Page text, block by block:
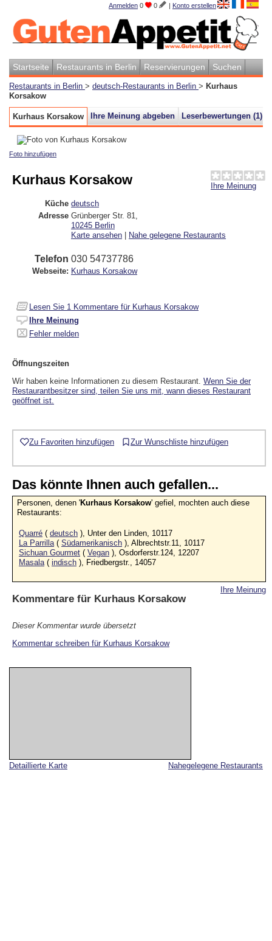
Anmelden 0 0 | Konto erstellen
Startseite Restaurants in Berlin Reservierungen Suchen
Restaurants in Berlin > deutsch-Restaurants in Berlin > Kurhaus
Korsakow
Kurhaus Korsakow Ihre Meinung abgeben Leserbewertungen (1)
Foto hinzufügen
Nahegelegene Restaurants
Detaillierte Karte
Ihre Meinung
Kurhaus Korsakow
Küche deutsch
Adresse Grünberger Str. 81
10245 Berlin
Karte ansehen | Nahe gelegene Restaurants
Telefon 030 54737786
Webseite: Kurhaus Korsakow
Lesen Sie 1 Kommentare für Kurhaus Korsakow
Ihre Meinung
Fehler melden
Öffnungszeiten
Wir haben keine Informationen zu diesem Restaurant. Wenn Sie der
Restaurantbesitzer sind, teilen Sie uns mit, wann dieses Restaurant
geöffnet ist.
Zu Favoriten hinzufügen Zur Wunschliste hinzufügen
Das könnte Ihnen auch gefallen...
Personen, denen 'Kurhaus Korsakow' gefiel, mochten auch diese
Restaurants:
Quarré ( deutsch ), Unter den Linden, 10117
La Parrilla( Südamerikanisch ), Albrechtstr.11, 10117
Sichuan Gourmet ( Vegan ), Osdorferstr.124, 12207
Masala( indisch ), Friedbergstr., 14057
Ihre Meinung
Kommentare für Kurhaus Korsakow
Dieser Kommentar wurde übersetzt
Kommentar schreiben für Kurhaus Korsakow